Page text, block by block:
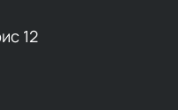
12